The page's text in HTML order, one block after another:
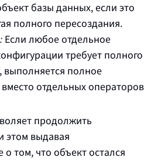
базы данных, если это
полного пересоздания.
Если любое отдельное
требует полного
выполняется полное
отдельных операторов
продолжить
этом выдавая
том, что объект остался